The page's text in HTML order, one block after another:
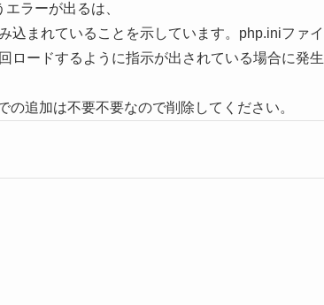
ラーが出るは、
込まれていることを示しています。php.iniファイ
ロードするように指示が出されている場合に発生
追加は不要不要なので削除してください。